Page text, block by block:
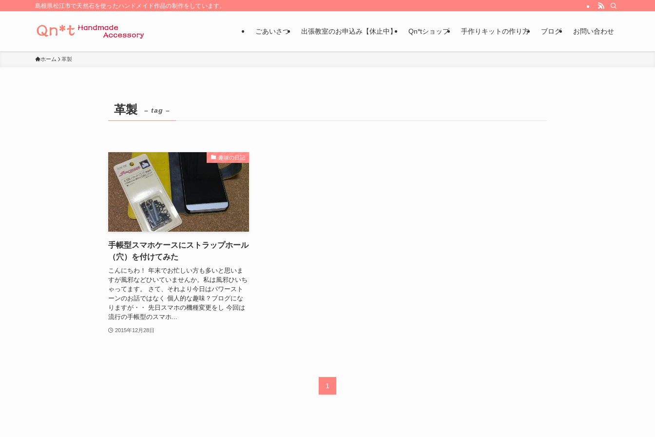
島根県松江市で天然石を使ったハンドメイド作品の制作をしています。
ごあいさつ 出張教室のお申込み【休止中】 Qn*tショップ 手作りキットの作り方 ブログ お問い合わせ
ホーム 革製
革製 – tag –
趣味の日記
手帳型スマホケースにストラップホール
（穴）を付けてみた
こんにちわ！ 年末でお忙しい方も多いと思いま
すが風邪などひいていませんか。私は風邪ひいち
ゃってます。 さて、それより今日はパワースト
ーンのお話ではなく 個人的な趣味？ブログにな
りますが・・ 先日スマホの機種変更をし 今回は
流行の手帳型のスマホ...
2015年12月28日
1